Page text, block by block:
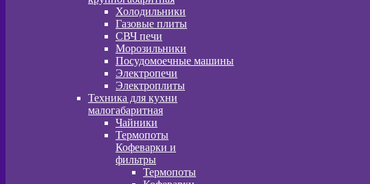
Холодильники
Газовые плиты
СВЧ печи
Морозильники
Посудомоечные машины
Электропечи
Электроплиты
Техника для кухни
малогабаритная
Чайники
Термопоты
Кофеварки и
фильтры
Термопоты